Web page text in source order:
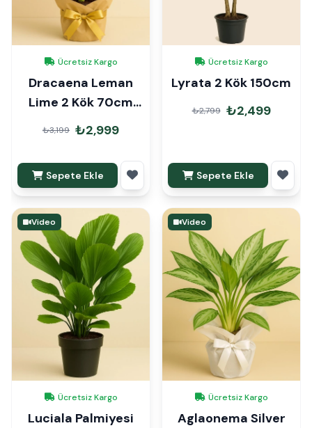
Ücretsiz Kargo
Dracaena Leman
Lime 2 Kök 70cm
Hediye Paketli
₺3,199 ₺2,999
Sepete Ekle
Ücretsiz Kargo
Lyrata 2 Kök 150cm
₺2,799 ₺2,499
Sepete Ekle
Video
Ücretsiz Kargo
Luciala Palmiyesi
Video
Ücretsiz Kargo
Aglaonema Silver